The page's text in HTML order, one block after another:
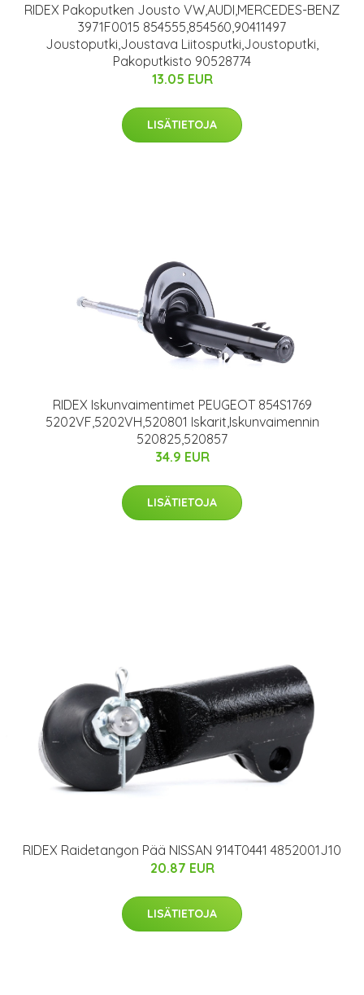
RIDEX Pakoputken Jousto VW,AUDI,MERCEDES-BENZ
3971F0015 854555,854560,90411497
Joustoputki,Joustava Liitosputki,Joustoputki,
Pakoputkisto 90528774
13.05 EUR
LISÄTIETOJA
RIDEX Iskunvaimentimet PEUGEOT 854S1769
5202VF,5202VH,520801 Iskarit,Iskunvaimennin
520825,520857
34.9 EUR
LISÄTIETOJA
RIDEX Raidetangon Pää NISSAN 914T0441 4852001J10
20.87 EUR
LISÄTIETOJA